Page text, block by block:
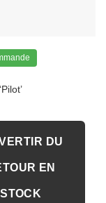
DU
EN
STOCK